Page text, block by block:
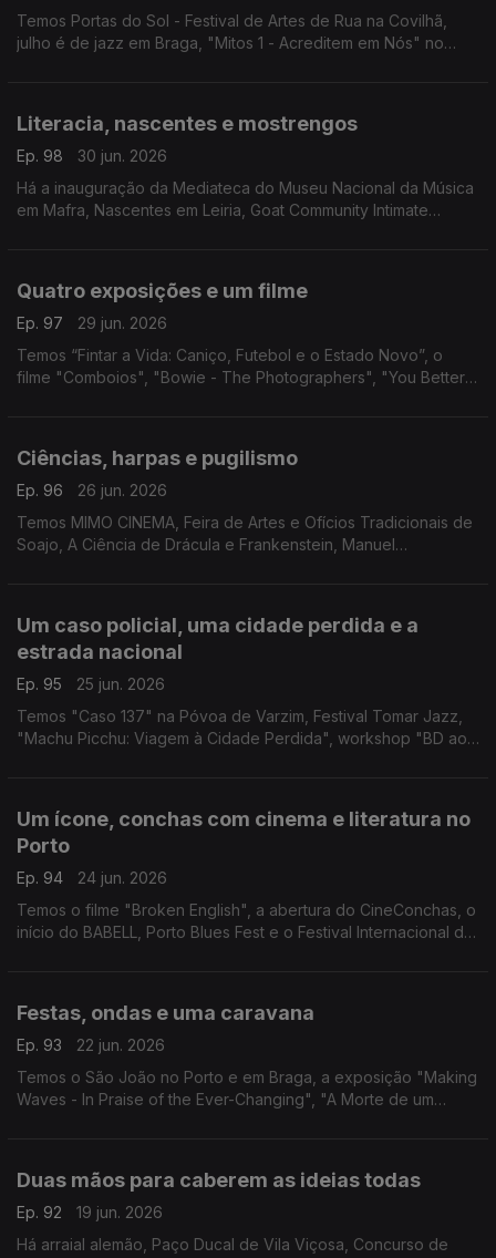
Temos Portas do Sol - Festival de Artes de Rua na Covilhã,
julho é de jazz em Braga, "Mitos 1 - Acreditem em Nós" no
Literacia, nascentes e mostrengos
Ep. 98
30 jun. 2026
Há a inauguração da Mediateca do Museu Nacional da Música
em Mafra, Nascentes em Leiria, Goat Community Intimate
Quatro exposições e um filme
Ep. 97
29 jun. 2026
Temos “Fintar a Vida: Caniço, Futebol e o Estado Novo”, o
filme "Comboios", "Bowie - The Photographers", "You Better
Ciências, harpas e pugilismo
Ep. 96
26 jun. 2026
Temos MIMO CINEMA, Feira de Artes e Ofícios Tradicionais de
Soajo, A Ciência de Drácula e Frankenstein, Manuel
Um caso policial, uma cidade perdida e a
estrada nacional
Ep. 95
25 jun. 2026
Temos "Caso 137" na Póvoa de Varzim, Festival Tomar Jazz,
"Machu Picchu: Viagem à Cidade Perdida", workshop "BD ao
Um ícone, conchas com cinema e literatura no
Porto
Ep. 94
24 jun. 2026
Temos o filme "Broken English", a abertura do CineConchas, o
início do BABELL, Porto Blues Fest e o Festival Internacional do
Festas, ondas e uma caravana
Ep. 93
22 jun. 2026
Temos o São João no Porto e em Braga, a exposição "Making
Waves - In Praise of the Ever-Changing", "A Morte de um
Duas mãos para caberem as ideias todas
Ep. 92
19 jun. 2026
Há arraial alemão, Paço Ducal de Vila Viçosa, Concurso de